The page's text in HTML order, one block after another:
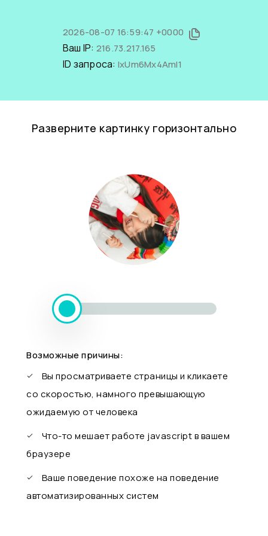
2026-08-07 16:59:47 +0000
Ваш IP: 216.73.217.165
ID запроса: lxUm6Mx4AmI1
Разверните картинку горизонтально
Возможные причины:
Вы просматриваете страницы и кликаете
со скоростью, намного превышающую
ожидаемую от человека
Что-то мешает работе javascript в вашем
браузере
Ваше поведение похоже на поведение
автоматизированных систем